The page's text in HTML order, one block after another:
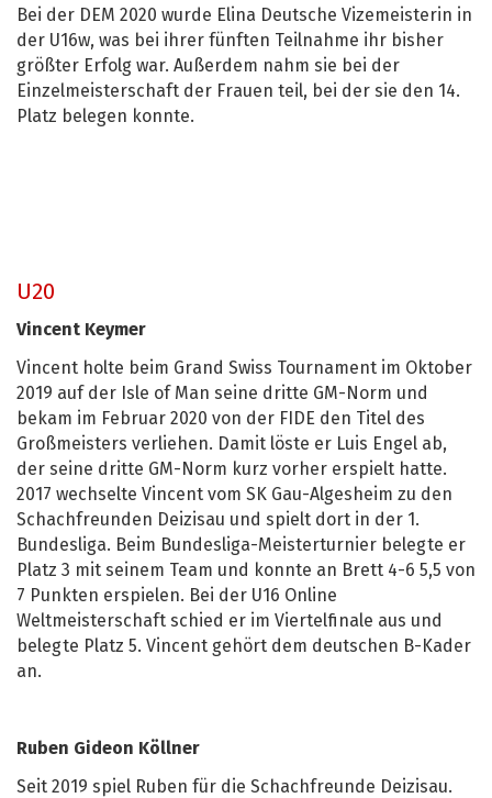
Bei der DEM 2020 wurde Elina Deutsche Vizemeisterin in
der U16w, was bei ihrer fünften Teilnahme ihr bisher
größter Erfolg war. Außerdem nahm sie bei der
Einzelmeisterschaft der Frauen teil, bei der sie den 14.
Platz belegen konnte.
U20
Vincent Keymer
Vincent holte beim Grand Swiss Tournament im Oktober
2019 auf der Isle of Man seine dritte GM-Norm und
bekam im Februar 2020 von der FIDE den Titel des
Großmeisters verliehen. Damit löste er Luis Engel ab,
der seine dritte GM-Norm kurz vorher erspielt hatte.
2017 wechselte Vincent vom SK Gau-Algesheim zu den
Schachfreunden Deizisau und spielt dort in der 1.
Bundesliga. Beim Bundesliga-Meisterturnier belegte er
Platz 3 mit seinem Team und konnte an Brett 4-6 5,5 von
7 Punkten erspielen. Bei der U16 Online
Weltmeisterschaft schied er im Viertelfinale aus und
belegte Platz 5. Vincent gehört dem deutschen B-Kader
an.
Ruben Gideon Köllner
Seit 2019 spiel Ruben für die Schachfreunde Deizisau.